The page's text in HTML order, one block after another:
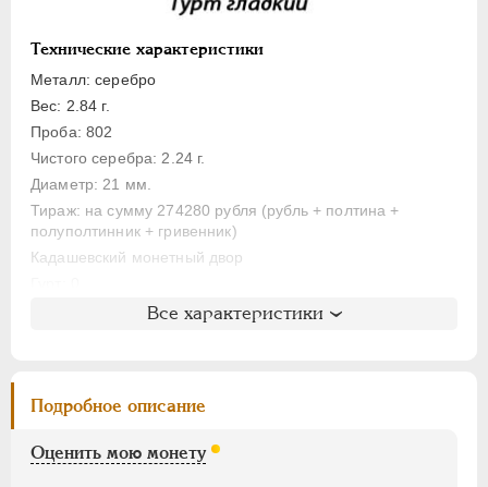
Технические характеристики
Металл: серебро
Вес: 2.84 г.
Проба: 802
Чистого серебра: 2.24 г.
Диаметр: 21 мм.
Тираж: на сумму 274280 рубля (рубль + полтина +
полуполтинник + гривенник)
Кадашевский монетный двор
Уздеников: 0498 (черта с точкой)
Дьяков ЗС: 213 (R4)
Все характеристики
Подробное описание
Оценить мою монету
Медь
Пробные
Для Речи Посполитой
Монетовидные жетоны
ЕКАТЕРИНА I 1725-1727
ПЕТР II 1727-1729
АННА ИОАННОВНА
1730-1740
1741-1762
ПАВЕЛ I
НИКОЛАЙ I 1826-1855